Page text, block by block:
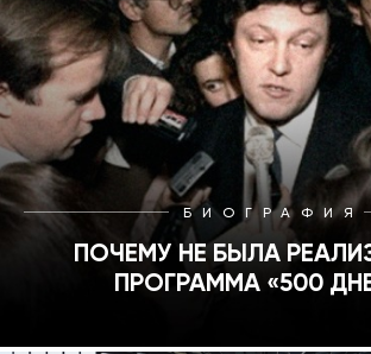
БИОГРАФИЯ
ПОЧЕМУ НЕ БЫЛА
ПРОГРАММА «500